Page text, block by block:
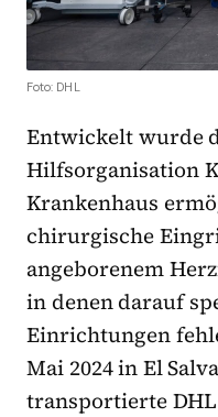
Foto: DHL
Entwickelt wurde
Hilfsorganisation
Krankenhaus
chirurgische
angeborenem
in denen darauf
Einrichtungen
Mai 2024 in El
transportierte